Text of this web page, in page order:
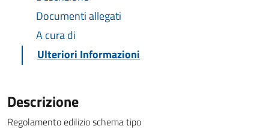
Documenti allegati
A cura di
Ulteriori Informazioni
Descrizione
Regolamento edilizio schema tipo